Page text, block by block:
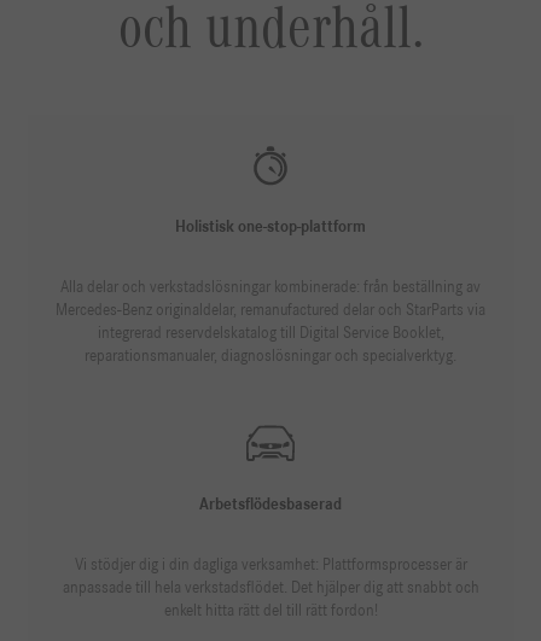
och underhåll.
Holistisk one-stop-plattform
Alla delar och verkstadslösningar kombinerade: från beställning av
Mercedes-Benz originaldelar, remanufactured delar och StarParts via
integrerad reservdelskatalog till Digital Service Booklet,
reparationsmanualer, diagnoslösningar och specialverktyg.
Arbetsflödesbaserad
Vi stödjer dig i din dagliga verksamhet: Plattformsprocesser är
anpassade till hela verkstadsflödet. Det hjälper dig att snabbt och
enkelt hitta rätt del till rätt fordon!